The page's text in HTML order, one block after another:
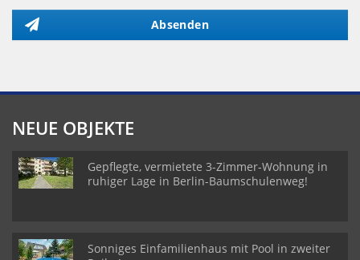
Absenden
NEUE OBJEKTE
Gepflegte, vermietete 3-Zimmer-Wohnung in
ruhiger Lage in Berlin-Baumschulenweg!
Sonniges Einfamilienhaus mit Pool in zweiter